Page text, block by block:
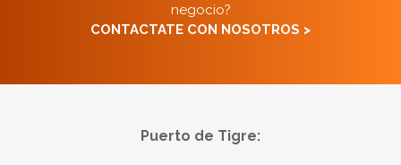
negocio?
CONTACTATE CON NOSOTROS >
Puerto de Tigre: